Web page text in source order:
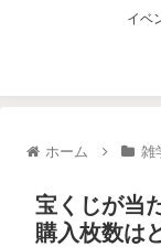
イベ
ホーム 雑
宝くじが当
購入枚数は